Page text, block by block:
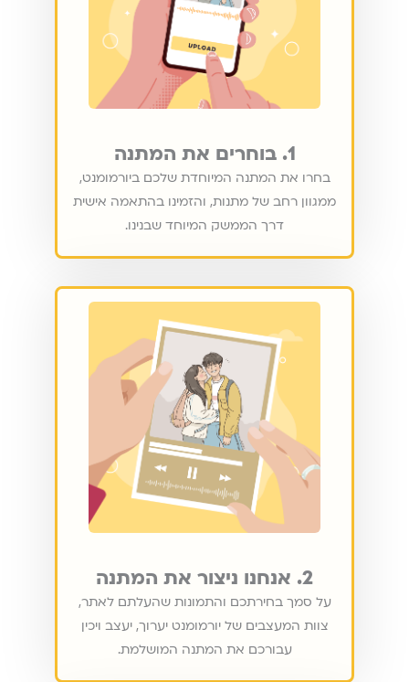
1. בוחרים את המתנה
בחרו את המתנה המיוחדת שלכם ביורמומנט,
ממגוון רחב של מתנות, והזמינו בהתאמה אישית
דרך הממשק המיוחד שבנינו.
2. אנחנו ניצור את המתנה
על סמך בחירתכם והתמונות שהעלתם לאתר,
צוות המעצבים של יורמומנט יערוך, יעצב ויכין
עבורכם את המתנה המושלמת.